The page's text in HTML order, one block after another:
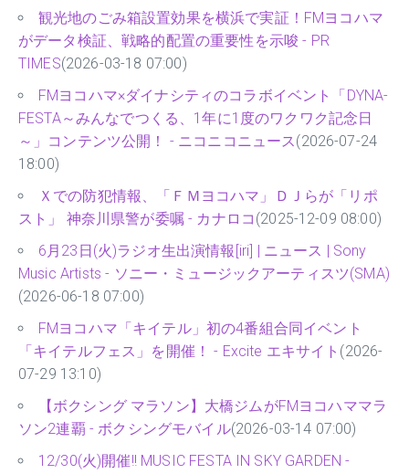
観光地のごみ箱設置効果を横浜で実証！FMヨコハマ
がデータ検証、戦略的配置の重要性を示唆 - PR
TIMES(2026-03-18 07:00)
FMヨコハマ×ダイナシティのコラボイベント「DYNA-
FESTA～みんなでつくる、1年に1度のワクワク記念日
～」コンテンツ公開！ - ニコニコニュース(2026-07-24
18:00)
Ｘでの防犯情報、「ＦＭヨコハマ」ＤＪらが「リポ
スト」 神奈川県警が委嘱 - カナロコ (2025-12-09 08:00)
6月23日(火)ラジオ生出演情報[iri] | ニュース | Sony
Music Artists - ソニー・ミュージックアーティスツ(SMA)
(2026-06-18 07:00)
FMヨコハマ「キイテル」初の4番組合同イベント
「キイテルフェス」を開催！ - Excite エキサイト (2026-
07-29 13:10)
【ボクシング マラソン】大橋ジムがFMヨコハママラ
ソン2連覇 - ボクシングモバイル(2026-03-14 07:00)
12/30(火)開催!! MUSIC FESTA IN SKY GARDEN -